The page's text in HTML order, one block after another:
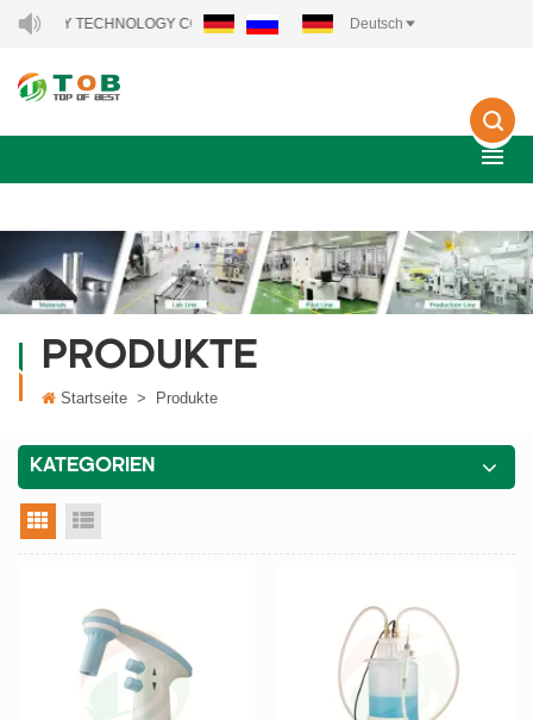
TECHNOLOGY CO., LTD.. Deutsch
PRODUKTE
Startseite > Produkte
KATEGORIEN
Rasteransicht